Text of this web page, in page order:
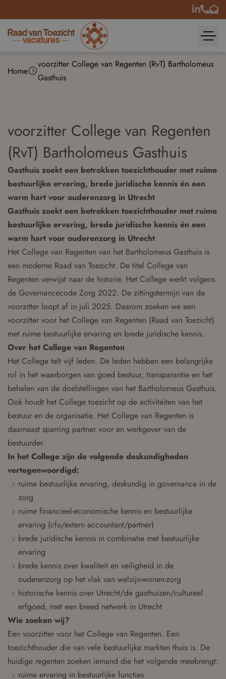
Home
voorzitter College van Regenten (RvT) Bartholomeus
Gasthuis
voorzitter College van Regenten
(RvT) Bartholomeus Gasthuis
Gasthuis zoekt een betrokken toezichthouder met ruime
bestuurlijke ervaring, brede juridische kennis én een
warm hart voor ouderenzorg in Utrecht
Gasthuis zoekt een betrokken toezichthouder met ruime
bestuurlijke ervaring, brede juridische kennis én een
warm hart voor ouderenzorg in Utrecht
Het College van Regenten van het Bartholomeus Gasthuis is
een moderne Raad van Toezicht. De titel College van
Regenten verwijst naar de historie. Het College werkt volgens
de Governancecode Zorg 2022. De zittingstermijn van de
voorzitter loopt af in juli 2025. Daarom zoeken we een
voorzitter voor het College van Regenten (Raad van Toezicht)
met ruime bestuurlijke ervaring en brede juridische kennis.
Over het College van Regenten
Het College telt vijf leden. De leden hebben een belangrijke
rol in het waarborgen van goed bestuur, transparantie en het
behalen van de doelstellingen van het Bartholomeus Gasthuis.
Ook houdt het College toezicht op de activiteiten van het
bestuur en de organisatie. Het College van Regenten is
daarnaast sparring partner voor en werkgever van de
bestuurder.
In het College zijn de volgende deskundigheden
vertegenwoordigd:
ruime bestuurlijke ervaring, deskundig in governance in de
zorg
ruime financieel-economische kennis en bestuurlijke
ervaring (cfo/extern accountant/partner)
brede juridische kennis in combinatie met bestuurlijke
ervaring
brede kennis over kwaliteit en veiligheid in de
ouderenzorg op het vlak van welzijn-wonen-zorg
historische kennis over Utrecht/de gasthuizen/cultureel
erfgoed, met een breed netwerk in Utrecht
Wie zoeken wij?
Een voorzitter voor het College van Regenten. Een
toezichthouder die van vele bestuurlijke markten thuis is. De
huidige regenten zoeken iemand die het volgende meebrengt:
ruime ervaring in bestuurlijke functies